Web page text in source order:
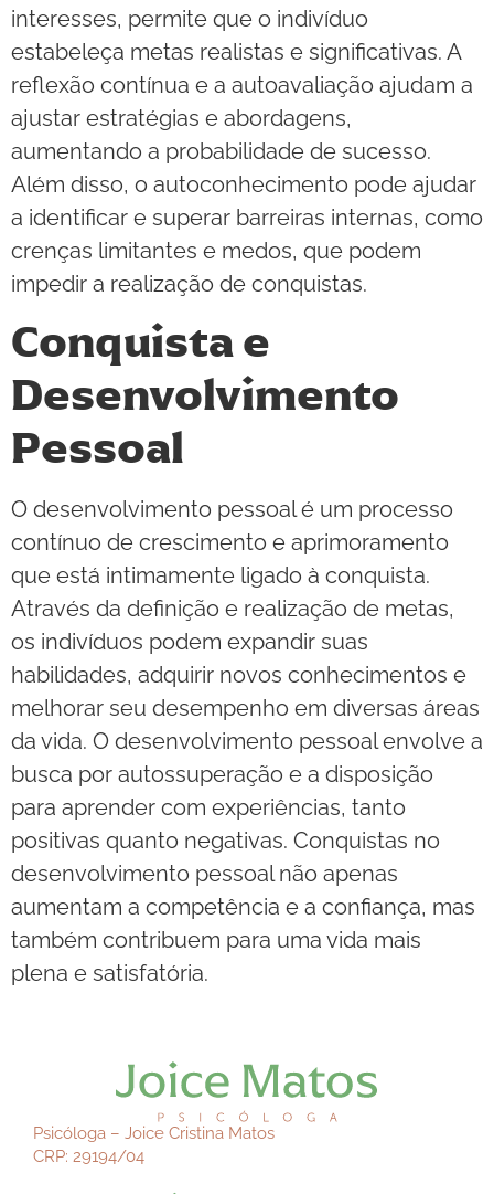
interesses, permite que o indivíduo
estabeleça metas realistas e significativas. A
reflexão contínua e a autoavaliação ajudam a
ajustar estratégias e abordagens,
aumentando a probabilidade de sucesso.
Além disso, o autoconhecimento pode ajudar
a identificar e superar barreiras internas, como
crenças limitantes e medos, que podem
impedir a realização de conquistas.
Conquista e
Desenvolvimento
Pessoal
O desenvolvimento pessoal é um processo
contínuo de crescimento e aprimoramento
que está intimamente ligado à conquista.
Através da definição e realização de metas,
os indivíduos podem expandir suas
habilidades, adquirir novos conhecimentos e
melhorar seu desempenho em diversas áreas
da vida. O desenvolvimento pessoal envolve a
busca por autossuperação e a disposição
para aprender com experiências, tanto
positivas quanto negativas. Conquistas no
desenvolvimento pessoal não apenas
aumentam a competência e a confiança, mas
também contribuem para uma vida mais
plena e satisfatória.
Psicóloga – Joice Cristina Matos
CRP: 29194/04